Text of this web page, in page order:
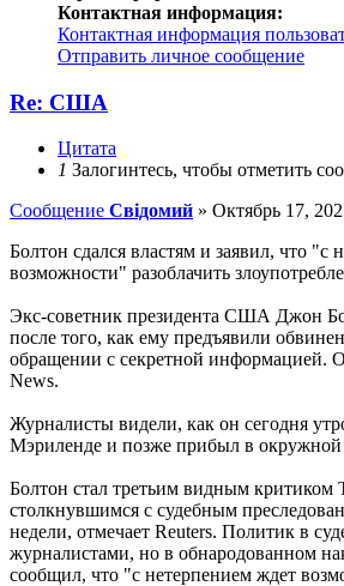
Контактная информация:
Контактная информация
Отправить личное сообщение
Re: США
Цитата
1 Залогинтесь, чтобы отметить
Сообщение Свідомий » Октябрь 17,
Болтон сдался властям и заявил, что "с
возможности" разоблачить
Экс-советник президента США Джон
после того, как ему предъявили
обращении с секретной информацией.
News.
Журналисты видели, как он сегодня
Мэриленде и позже прибыл в окружной
Болтон стал третьим видным критиком
столкнувшимся с судебным
недели, отмечает Reuters. Политик в
журналистами, но в обнародованном
сообщил, что "с нетерпением ждет